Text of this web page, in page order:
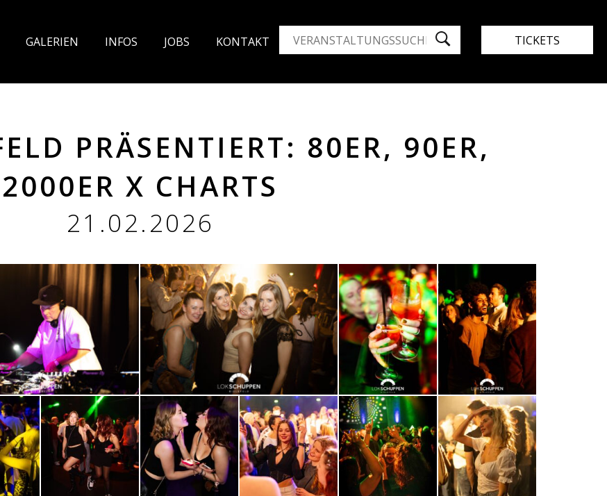
GALERIEN INFOS JOBS KONTAKT TICKETS
PRÄSENTIERT: 80ER, 90ER,
2000ER X CHARTS
21.02.2026